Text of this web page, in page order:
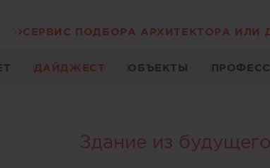
СЕРВИС ПОДБОРА АРХИТЕКТОРА ИЛИ
ДАЙДЖЕСТ ОБЪЕКТЫ
Здание из будущего